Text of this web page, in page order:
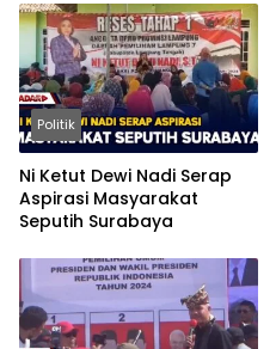
Politik
Ni Ketut Dewi Nadi Serap
Aspirasi Masyarakat
Seputih Surabaya